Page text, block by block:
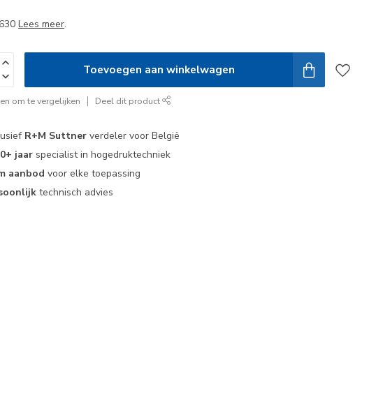
Lees meer.
Toevoegen aan winkelwagen
om te vergelijken Deel dit product
R+M Suttner verdeler voor België
jaar specialist in hogedruktechniek
aanbod voor elke toepassing
technisch advies